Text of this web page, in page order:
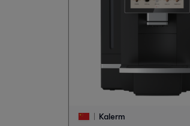
Kalerm